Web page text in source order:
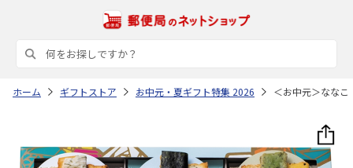
ホーム ギフトストア お中元・夏ギフト特集 2026 ＜お中元＞なな